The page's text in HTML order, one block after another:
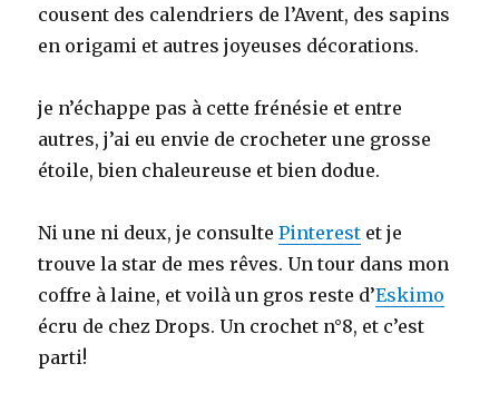
cousent des calendriers de l’Avent, des sapins
en origami et autres joyeuses décorations.
je n’échappe pas à cette frénésie et entre
autres, j’ai eu envie de crocheter une grosse
étoile, bien chaleureuse et bien dodue.
Ni une ni deux, je consultePinterest et je
trouve la star de mes rêves. Un tour dans mon
coffre à laine, et voilà un gros reste d’Eskimo
écru de chez Drops. Un crochet n°8, et c’est
parti!